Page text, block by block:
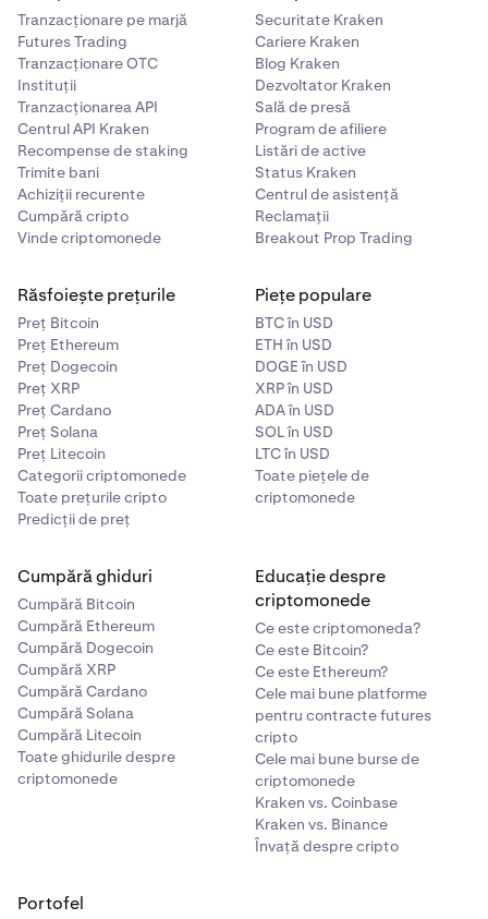
Tranzacționare pe marjă
Futures Trading
Tranzacționare OTC
Instituții
Tranzacționarea API
Centrul API Kraken
Recompense de staking
Trimite bani
Achiziții recurente
Cumpără cripto
Vinde criptomonede
Securitate Kraken
Cariere Kraken
Blog Kraken
Dezvoltator Kraken
Sală de presă
Program de afiliere
Listări de active
Status Kraken
Centrul de asistență
Reclamații
Breakout Prop Trading
Răsfoiește prețurile
Preț Bitcoin
Preț Ethereum
Preț Dogecoin
Preț XRP
Preț Cardano
Preț Solana
Preț Litecoin
Categorii criptomonede
Toate prețurile cripto
Predicții de preț
Piețe populare
BTC în USD
ETH în USD
DOGE în USD
XRP în USD
ADA în USD
SOL în USD
LTC în USD
Toate piețele de
criptomonede
Cumpără ghiduri
Cumpără Bitcoin
Cumpără Ethereum
Cumpără Dogecoin
Cumpără XRP
Cumpără Cardano
Cumpără Solana
Cumpără Litecoin
Toate ghidurile despre
criptomonede
Educație despre
criptomonede
Ce este criptomoneda?
Ce este Bitcoin?
Ce este Ethereum?
Cele mai bune platforme
pentru contracte futures
cripto
Cele mai bune burse de
criptomonede
Kraken vs. Coinbase
Kraken vs. Binance
Învață despre cripto
Portofel